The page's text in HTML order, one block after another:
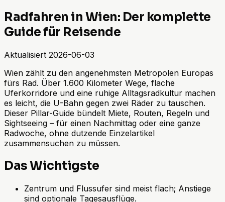
Radfahren in Wien: Der komplette
Guide für Reisende
Aktualisiert 2026-06-03
Wien zählt zu den angenehmsten Metropolen Europas
fürs Rad. Über 1.600 Kilometer Wege, flache
Uferkorridore und eine ruhige Alltagsradkultur machen
es leicht, die U-Bahn gegen zwei Räder zu tauschen.
Dieser Pillar-Guide bündelt Miete, Routen, Regeln und
Sightseeing – für einen Nachmittag oder eine ganze
Radwoche, ohne dutzende Einzelartikel
zusammensuchen zu müssen.
Das Wichtigste
Zentrum und Flussufer sind meist flach; Anstiege
sind optionale Tagesausflüge.